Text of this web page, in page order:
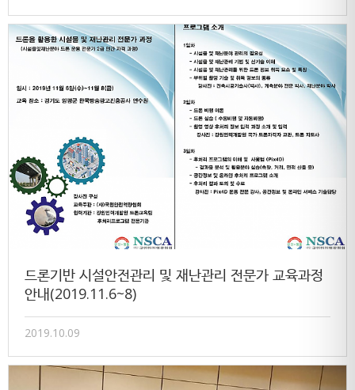
드론기반 시설안전관리 및 재난관리 전문가 교육과정
안내(2019.11.6~8)
2019.10.09